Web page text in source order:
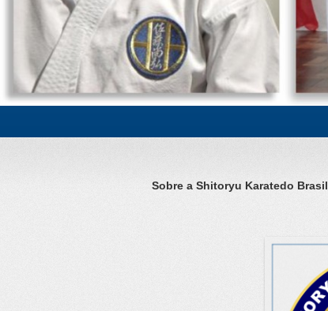
Sobre a Shitoryu Karatedo Brasil